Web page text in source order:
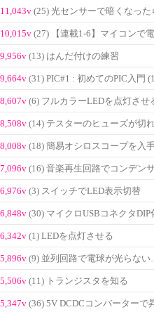
11,043v (25) 光センサーで暗くなった
10,015v (27) 【連載1-6】マイコンで
9,956v (13) はんだ付けの練習
9,664v (31) PIC#1 : 初めてのPIC入門
8,607v (6) フルカラーLEDを点灯させ
8,508v (14) テスターのヒューズが切
8,008v (18) 簡易オシロスコープを入
7,096v (16) 音楽再生回路でコンデン
6,976v (3) スイッチでLED表示切替
6,848v (30) マイクロUSBコネクタ
6,342v (1) LEDを点灯させる
5,896v (9) 並列回路で電球が光らな
5,506v (11) トランジスタを知る
5,347v (36) 5V DCDCコンバーターで